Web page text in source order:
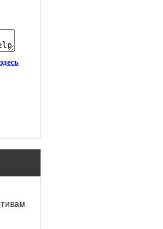
здесь